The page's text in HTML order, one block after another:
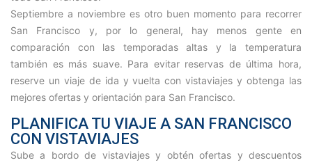
Septiembre a noviembre es otro buen momento para recorrer
San Francisco y, por lo general, hay menos gente en
comparación con las temporadas altas y la temperatura
también es más suave. Para evitar reservas de última hora,
reserve un viaje de ida y vuelta con vistaviajes y obtenga las
mejores ofertas y orientación para San Francisco.
PLANIFICA TU VIAJE A SAN FRANCISCO
CON VISTAVIAJES
Sube a bordo de vistaviajes y obtén ofertas y descuentos